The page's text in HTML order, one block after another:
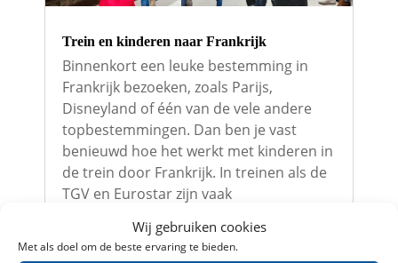
Wij gebruiken cookies
Met als doel om de beste ervaring te bieden.
Trein en kinderen naar Frankrijk
Binnenkort een leuke bestemming in
Frankrijk bezoeken, zoals Parijs,
Disneyland of één van de vele andere
topbestemmingen. Dan ben je vast
benieuwd hoe het werkt met kinderen in
de trein door Frankrijk. In treinen als de
TGV en Eurostar zijn vaak
lees meer...